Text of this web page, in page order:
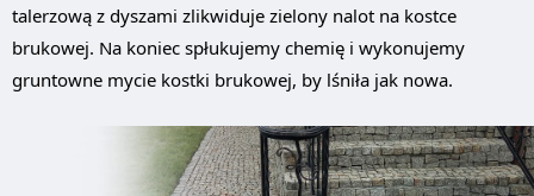
talerzową z dyszami zlikwiduje zielony nalot na kostce
brukowej. Na koniec spłukujemy chemię i wykonujemy
gruntowne mycie kostki brukowej, by lśniła jak nowa.